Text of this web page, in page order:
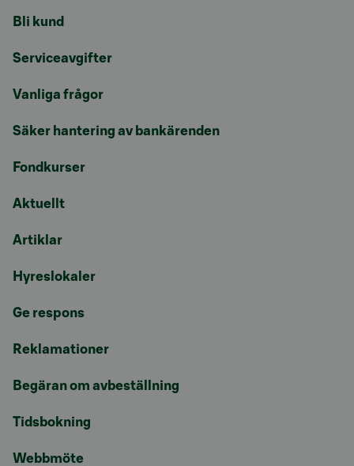
Bli kund
Serviceavgifter
Vanliga frågor
Säker hantering av bankärenden
Fondkurser
Aktuellt
Artiklar
Hyreslokaler
Ge respons
Reklamationer
Begäran om avbeställning
Tidsbokning
Webbmöte